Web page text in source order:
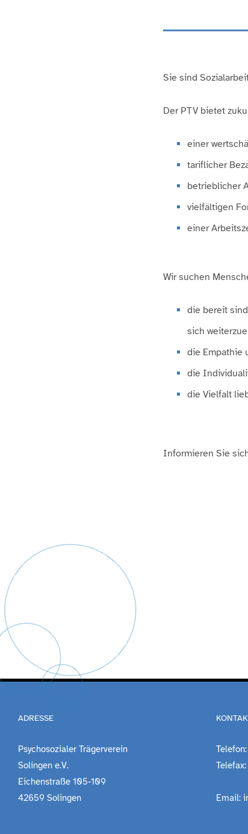
Sie sind
Der PTV bietet
einer
tariflicher
betrieblicher
vielfältigen
einer
Wir suchen
die bereit
sich
die Empathie
die
die Vielfalt
Informieren Sie
ADRESSE
Psychosozialer Trägerverein
Solingen e.V.
Eichenstraße 105-109
42659 Solingen
Email: